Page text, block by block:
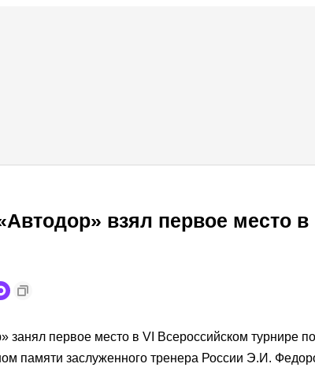
взял первое место в
занял первое место в VI Всероссийском турнире по
памяти заслуженного тренера России Э.И.